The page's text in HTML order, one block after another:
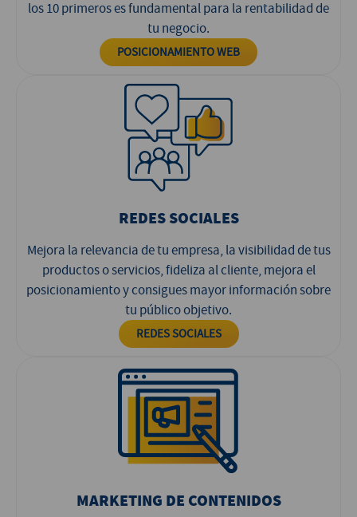
los 10 primeros es fundamental para la rentabilidad de
tu negocio.
POSICIONAMIENTO WEB
REDES SOCIALES
Mejora la relevancia de tu empresa, la visibilidad de tus
productos o servicios, fideliza al cliente, mejora el
posicionamiento y consigues mayor información sobre
tu público objetivo.
REDES SOCIALES
MARKETING DE CONTENIDOS